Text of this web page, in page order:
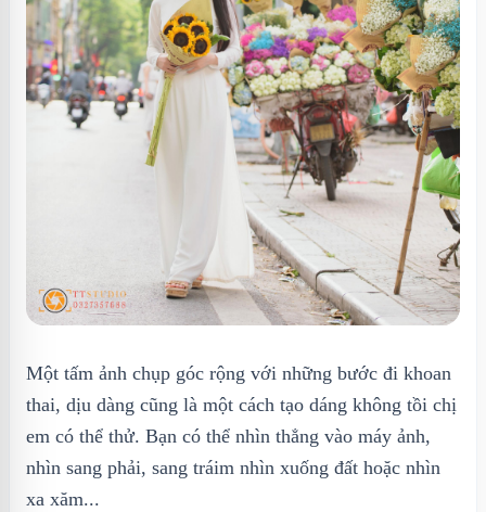
Một tấm ảnh chụp góc rộng với những bước đi khoan
thai, dịu dàng cũng là một cách tạo dáng không tồi chị
em có thể thử. Bạn có thể nhìn thẳng vào máy ảnh,
nhìn sang phải, sang tráim nhìn xuống đất hoặc nhìn
xa xăm...